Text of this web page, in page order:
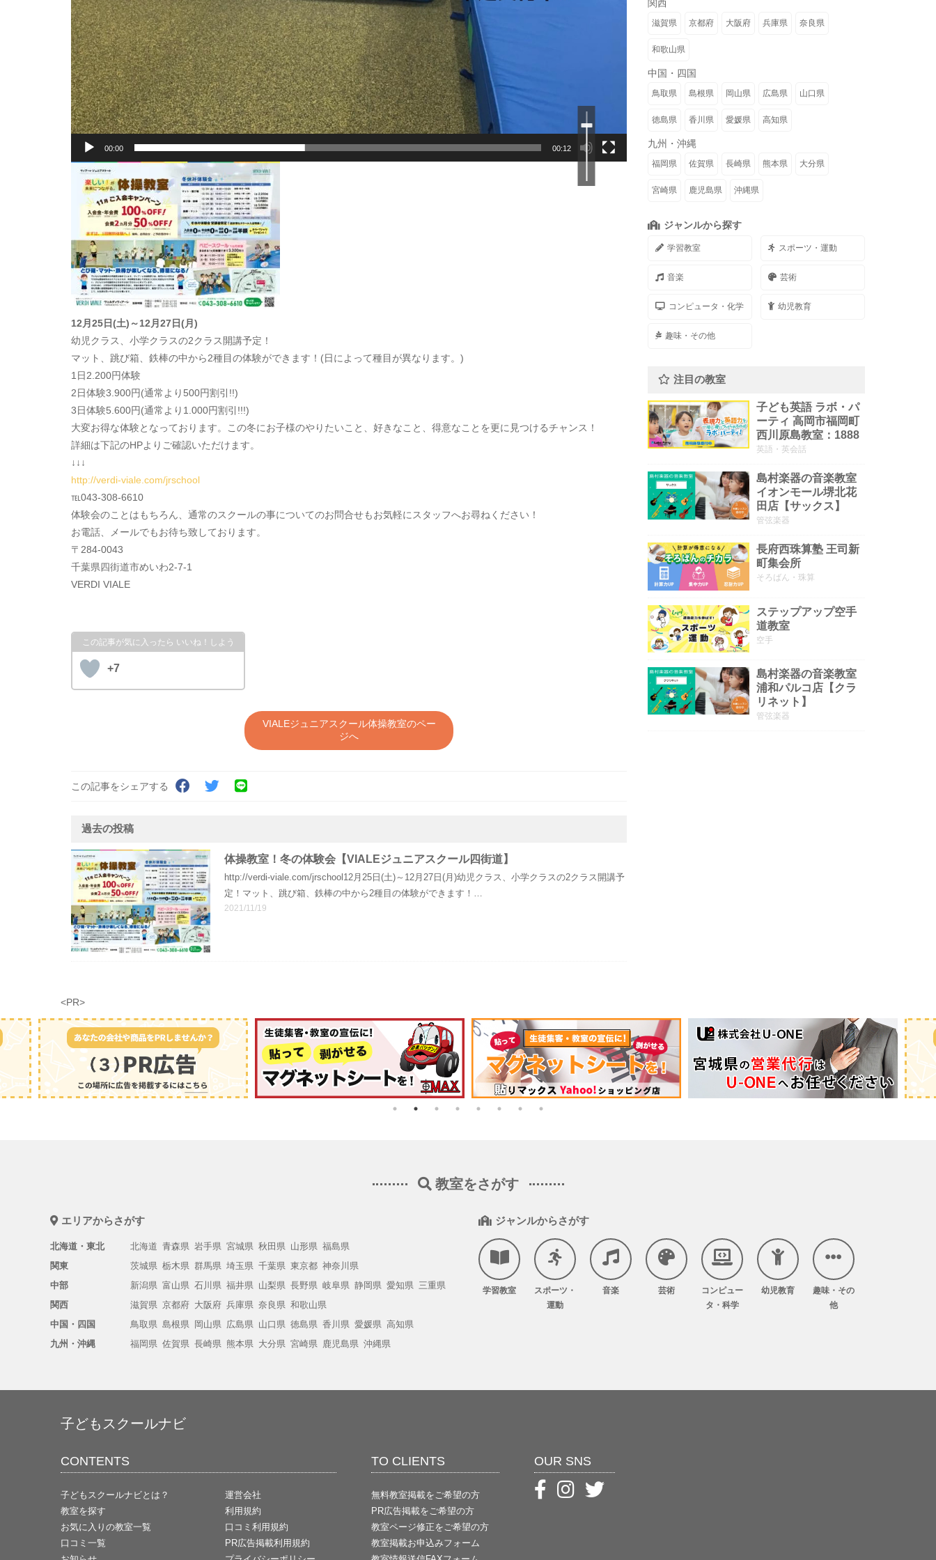
00:00 00:12
ボ
ュ
ー
ム
節
は
矢
12月25日(土)～12月27日(月)
幼児クラス、小学クラスの2クラス開講予定！
マット、跳び箱、鉄棒の中から2種目の体験ができます！(日によって種目が異なります。)
1日2.200円体験
2日体験3.900円(通常より500円割引!!)
3日体験5.600円(通常より1.000円割引!!!)
大変お得な体験となっております。この冬にお子様のやりたいこと、好きなこと、得意なことを更に見つけるチャンス！
詳細は下記のHPよりご確認いただけます。
↓↓↓
http://verdi-viale.com/jrschool
℡043-308-6610
体験会のことはもちろん、通常のスクールの事についてのお問合せもお気軽にスタッフへお尋ねください！
お電話、メールでもお待ち致しております。
〒284-0043
千葉県四街道市めいわ2-7-1
VERDI VIALE
+7
VIALEジュニアスクール体操教室のペー
ジへ
この記事をシェアする
過去の投稿
体操教室！冬の体験会【VIALEジュニアスクール四街道】
http://verdi-viale.com/jrschool12月25日(土)～12月27日(月)幼児クラス、小学クラスの2クラス開講予
定！マット、跳び箱、鉄棒の中から2種目の体験ができます！…
2021/11/19
関西
滋賀県 京都府 大阪府 兵庫県 奈良県
和歌山県
中国・四国
鳥取県 島根県 岡山県 広島県 山口県
徳島県 香川県 愛媛県 高知県
九州・沖縄
福岡県 佐賀県 長崎県 熊本県 大分県
宮崎県 鹿児島県 沖縄県
ジャンルから探す
学習教室 スポーツ・運動
音楽 芸術
コンピュータ・化学 幼児教育
趣味・その他
注目の教室
子ども英語 ラボ・パ
ーティ 高岡市福岡町
西川原島教室：1888
英語・英会話
島村楽器の音楽教室
イオンモール堺北花
田店【サックス】
管弦楽器
長府西珠算塾 王司新
町集会所
そろばん・珠算
ステップアップ空手
道教室
空手
島村楽器の音楽教室
浦和パルコ店【クラ
リネット】
管弦楽器
<PR>
教室をさがす
エリアからさがす
北海道・東北 北海道 青森県 岩手県 宮城県 秋田県 山形県 福島県
関東
茨城県 栃木県 群馬県 埼玉県 千葉県 東京都 神奈川県
中部
新潟県 富山県 石川県 福井県 山梨県 長野県 岐阜県 静岡県 愛知県 三重県
関西
滋賀県 京都府 大阪府 兵庫県 奈良県 和歌山県
中国・四国
鳥取県 島根県 岡山県 広島県 山口県 徳島県 香川県 愛媛県 高知県
九州・沖縄
福岡県 佐賀県 長崎県 熊本県 大分県 宮崎県 鹿児島県 沖縄県
ジャンルからさがす
学習教室
スポーツ・
運動
音楽 芸術
コンピュー
タ・科学
幼児教育
趣味・その
他
子どもスクールナビ
CONTENTS
子どもスクールナビとは？
教室を探す
お気に入りの教室一覧
口コミ一覧
運営会社
利用規約
口コミ利用規約
PR広告掲載利用規約
TO CLIENTS
無料教室掲載をご希望の方
PR広告掲載をご希望の方
教室ページ修正をご希望の方
教室掲載お申込みフォーム
OUR SNS